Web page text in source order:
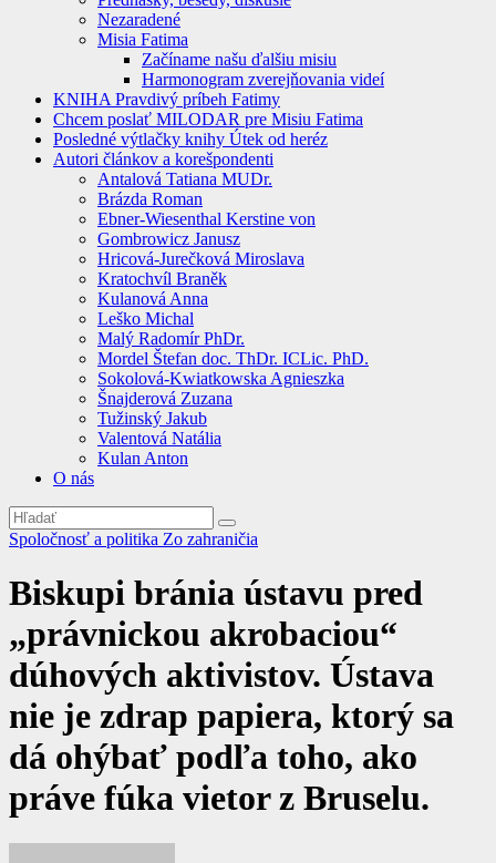
Nezaradené
Misia Fatima
Začíname našu ďalšiu misiu
Harmonogram zverejňovania videí
KNIHA Pravdivý príbeh Fatimy
Chcem poslať MILODAR pre Misiu Fatima
Posledné výtlačky knihy Útek od heréz
Autori článkov a korešpondenti
Antalová Tatiana MUDr.
Brázda Roman
Ebner-Wiesenthal Kerstine von
Gombrowicz Janusz
Hricová-Jurečková Miroslava
Kratochvíl Braněk
Kulanová Anna
Leško Michal
Malý Radomír PhDr.
Mordel Štefan doc. ThDr. ICLic. PhD.
Sokolová-Kwiatkowska Agnieszka
Šnajderová Zuzana
Tužinský Jakub
Valentová Natália
Kulan Anton
O nás
Spoločnosť a politika Zo zahraničia
Biskupi bránia ústavu pred
„právnickou akrobaciou“
dúhových aktivistov. Ústava
nie je zdrap papiera, ktorý sa
dá ohýbať podľa toho, ako
práve fúka vietor z Bruselu.